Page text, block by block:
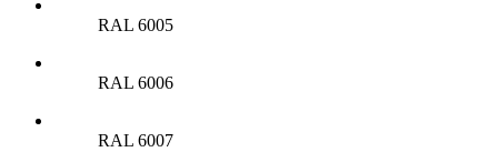
RAL 6005
RAL 6006
RAL 6007